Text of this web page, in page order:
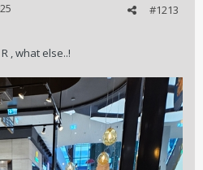
#1213
, what else..!